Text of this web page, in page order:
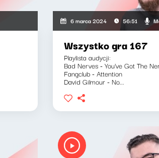
6 marca 2024 56:51
Wszystko gra 167
Playlista audycji:
Bad Nerves - You've Got The
Fangclub - Attention
David Gilmour - No...